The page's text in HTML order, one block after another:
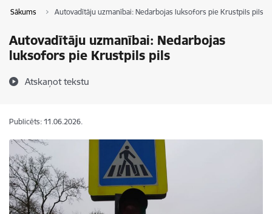
Sākums Autovadītāju uzmanībai: Nedarbojas luksofors pie Krustpils pils
Autovadītāju uzmanībai: Nedarbojas
luksofors pie Krustpils pils
Atskaņot tekstu
Publicēts: 11.06.2026.